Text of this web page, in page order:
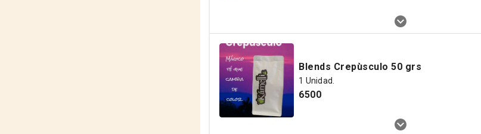
Blends Crepùsculo 50 grs
1 Unidad.
6500